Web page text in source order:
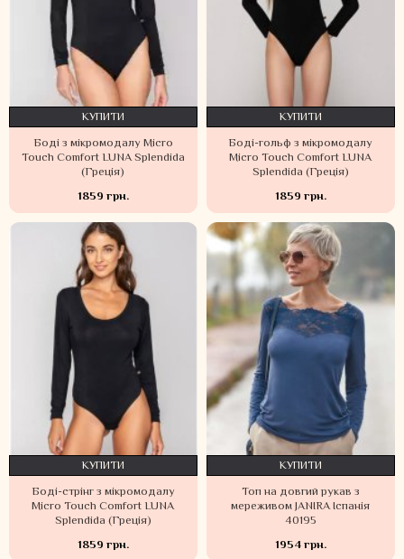
Боді з мікромодалу Micro
Touch Comfort LUNA Splendida
(Греція)
1859 грн.
КУПИТИ
Боді-гольф з мікромодалу
Micro Touch Comfort LUNA
Splendida (Греція)
1859 грн.
КУПИТИ
Боді-стрінг з мікромодалу
Micro Touch Comfort LUNA
Splendida (Греція)
1859 грн.
КУПИТИ
Топ на довгий рукав з
мереживом JANIRA Іспанія
40195
1954 грн.
КУПИТИ